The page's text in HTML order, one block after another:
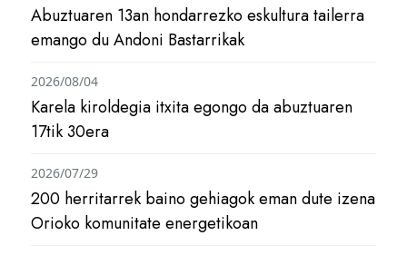
Abuztuaren 13an hondarrezko eskultura tailerra
emango du Andoni Bastarrikak
Karela kiroldegia itxita egongo da abuztuaren
17tik 30era
2026/08/04
200 herritarrek baino gehiagok eman dute izena
Orioko komunitate energetikoan
2026/07/29